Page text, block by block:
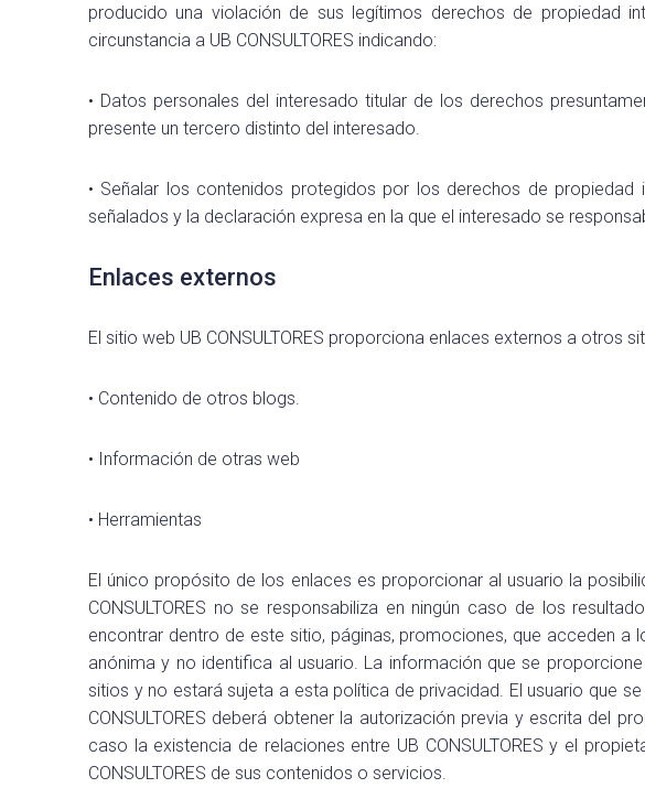
producido una violación de sus legítimos derechos de propiedad
circunstancia a UB CONSULTORES indicando:
• Datos personales del interesado titular de los derechos
presente un tercero distinto del interesado.
• Señalar los contenidos protegidos por los derechos de
señalados y la declaración expresa en la que el interesado se
Enlaces externos
El sitio web UB CONSULTORES proporciona enlaces externos a
• Contenido de otros blogs.
• Información de otras web
• Herramientas
El único propósito de los enlaces es proporcionar al usuario la
CONSULTORES no se responsabiliza en ningún caso de los
encontrar dentro de este sitio, páginas, promociones, que acceden
anónima y no identifica al usuario. La información que se
sitios y no estará sujeta a esta política de privacidad. El usuario que
CONSULTORES deberá obtener la autorización previa y escrita del
caso la existencia de relaciones entre UB CONSULTORES y el
CONSULTORES de sus contenidos o servicios.